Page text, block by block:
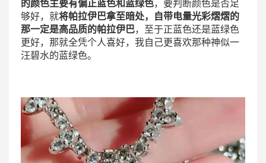
的颜色主要有偏正蓝色和蓝绿色，要判断颜色是否足
够好，就将帕拉伊巴拿至暗处，自带电量光彩熠熠的
那一定是高品质的帕拉伊巴，至于正蓝色还是蓝绿色
更好，那就全凭个人喜好，我自己更喜欢那种神似一
汪碧水的蓝绿色。